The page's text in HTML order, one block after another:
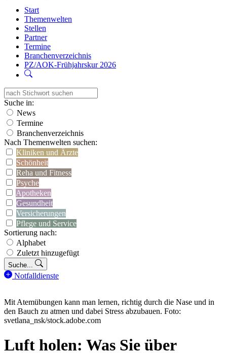
Start
Themenwelten
Stellen
Partner
Termine
Branchenverzeichnis
PZ/AOK-Frühjahrskur 2026
Suche in:
News
Termine
Branchenverzeichnis
Nach Themenwelten suchen:
Kliniken und Ärzte
Schönheit
Reha und Fitness
Psyche
Apotheken
Gesundheit
Versicherungen
Pflege und Service
Sortierung nach:
Alphabet
Zuletzt hinzugefügt
Suche...
Notfalldienste
Mit Atemübungen kann man lernen, richtig durch die Nase und in
den Bauch zu atmen und dabei Stress abzubauen. Foto:
svetlana_nsk/stock.adobe.com
Luft holen: Was Sie über